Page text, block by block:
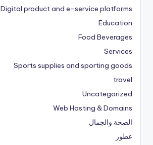
Digital product and e-service platforms
Education
Food Beverages
Services
Sports supplies and sporting goods
travel
Uncategorized
Web Hosting & Domains
الصحة والجمال
عطور